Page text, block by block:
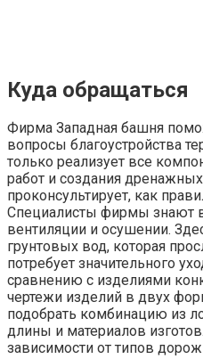
Куда обращаться
Фирма Западная башня
вопросы благоустройства
только реализует все
работ и создания
проконсультирует, как
Специалисты фирмы знают
вентиляции и осушении.
грунтовых вод, которая
потребует значительного
сравнению с изделиями
чертежи изделий в двух
подобрать комбинацию из
длины и материалов
зависимости от типов